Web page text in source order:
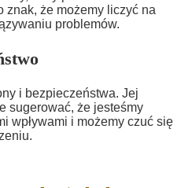
znak, że możemy liczyć na
problemów.
i bezpieczeństwa. Jej
sugerować, że jesteśmy
wpływami i możemy czuć się